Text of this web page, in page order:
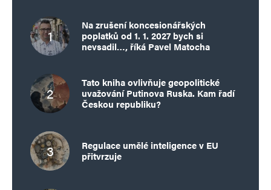
Na zrušení koncesionářských
poplatků od 1. 1. 2027 bych si
nevsadil…, říká Pavel Matocha
Tato kniha ovlivňuje geopolitické
uvažování Putinova Ruska. Kam řadí
Českou republiku?
Regulace umělé inteligence v EU
přitvrzuje